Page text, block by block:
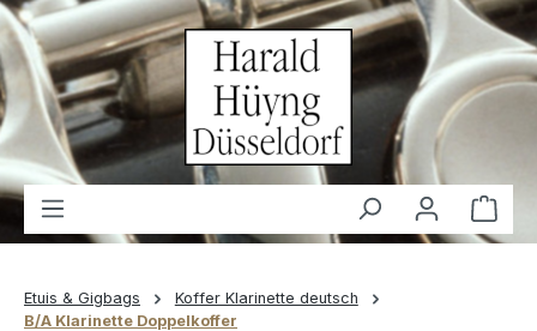
springen
Etuis & Gigbags
Koffer Klarinette deutsch
B/A Klarinette Doppelkoffer